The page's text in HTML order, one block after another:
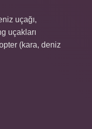
uçağı,
uçakları
(kara, deniz